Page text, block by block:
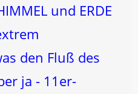
und ERDE
den Fluß des
ja - 11er-